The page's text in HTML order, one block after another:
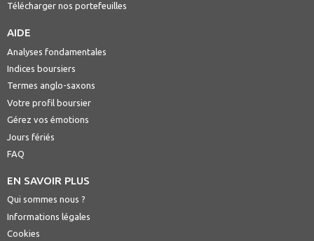
Télécharger nos portefeuilles
AIDE
Analyses fondamentales
Indices boursiers
Termes anglo-saxons
Votre profil boursier
Gérez vos émotions
Jours fériés
FAQ
EN SAVOIR PLUS
Qui sommes nous ?
Informations légales
Cookies